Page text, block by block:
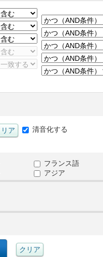
清音化する
フランス語
アジア